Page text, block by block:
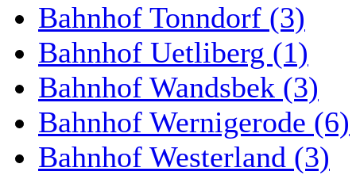
Bahnhof Tonndorf (3)
Bahnhof Uetliberg (1)
Bahnhof Wandsbek (3)
Bahnhof Wernigerode (6)
Bahnhof Westerland (3)